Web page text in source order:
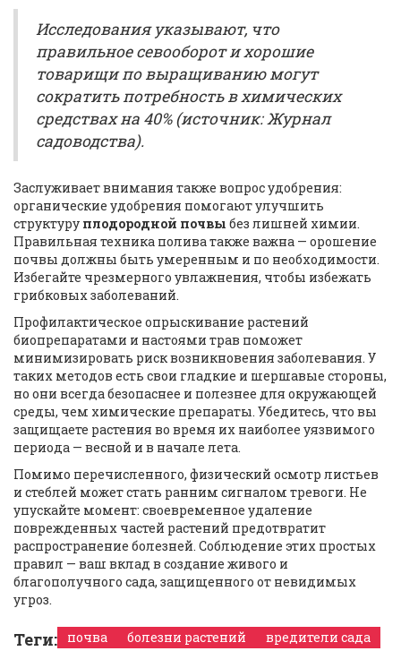
Исследования указывают, что
правильное севооборот и хорошие
товарищи по выращиванию могут
сократить потребность в химических
средствах на 40% (источник: Журнал
садоводства).
Заслуживает внимания также вопрос удобрения:
органические удобрения помогают улучшить
структуру плодородной почвы без лишней химии.
Правильная техника полива также важна — орошение
почвы должны быть умеренным и по необходимости.
Избегайте чрезмерного увлажнения, чтобы избежать
грибковых заболеваний.
Профилактическое опрыскивание растений
биопрепаратами и настоями трав поможет
минимизировать риск возникновения заболевания. У
таких методов есть свои гладкие и шершавые стороны,
но они всегда безопаснее и полезнее для окружающей
среды, чем химические препараты. Убедитесь, что вы
защищаете растения во время их наиболее уязвимого
периода — весной и в начале лета.
Помимо перечисленного, физический осмотр листьев
и стеблей может стать ранним сигналом тревоги. Не
упускайте момент: своевременное удаление
поврежденных частей растений предотвратит
распространение болезней. Соблюдение этих простых
правил — ваш вклад в создание живого и
благополучного сада, защищенного от невидимых
угроз.
Теги: почва болезни растений
вредители сада